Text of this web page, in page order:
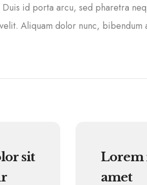
id porta arcu, sed pharetra
Aliquam dolor nunc,
sit
Lorem
amet